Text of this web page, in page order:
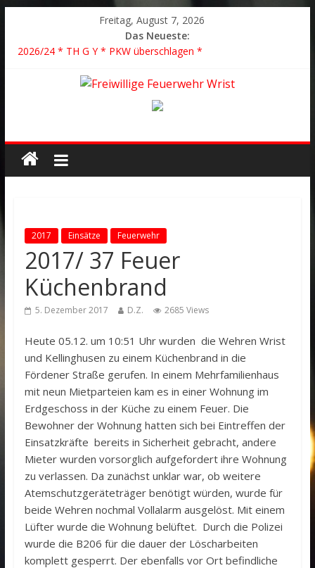
Freitag, August 7, 2026
Das Neueste:
2026/24 * TH G Y * PKW überschlagen *
2026/22 TH Y * VU * 1 Person klemmt * Hingstheide
Der schönste Einsatz des Jahres 2026
2026/21 Löschhilfe * FEU WALD * Feuer/Rauchentwicklung *
2017 Einsätze Feuerwehr
2017/ 37 Feuer
Küchenbrand
5. Dezember 2017 D.Z. 2685 Views
Heute 05.12. um 10:51 Uhr wurden die Wehren Wrist
und Kellinghusen zu einem Küchenbrand in die
Fördener Straße gerufen. In einem Mehrfamilienhaus
mit neun Mietparteien kam es in einer Wohnung im
Erdgeschoss in der Küche zu einem Feuer. Die
Bewohner der Wohnung hatten sich bei Eintreffen der
Einsatzkräfte bereits in Sicherheit gebracht, andere
Mieter wurden vorsorglich aufgefordert ihre Wohnung
zu verlassen. Da zunächst unklar war, ob weitere
Atemschutzgeräteträger benötigt würden, wurde für
beide Wehren nochmal Vollalarm ausgelöst. Mit einem
Lüfter wurde die Wohnung belüftet. Durch die Polizei
wurde die B206 für die dauer der Löscharbeiten
komplett gesperrt. Der ebenfalls vor Ort befindliche